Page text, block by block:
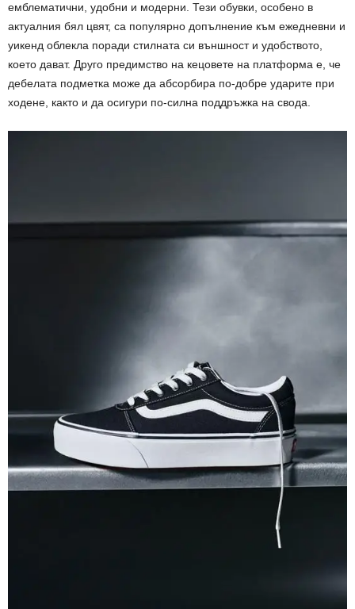
емблематични, удобни и модерни. Тези обувки, особено в
актуалния бял цвят, са популярно допълнение към ежедневни и
уикенд облекла поради стилната си външност и удобството,
което дават. Друго предимство на кецовете на платформа е, че
дебелата подметка може да абсорбира по-добре ударите при
ходене, както и да осигури по-силна поддръжка на свода.